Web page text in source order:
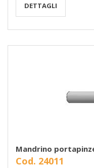
DETTAGLI
Mandrino
Cod. 24011